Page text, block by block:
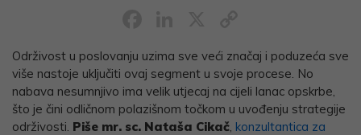
Link
Održivost u poslovanju uzima sve veći značaj i poduzeća sve
više nastoje uključiti ovaj segment u svoje procese. No
nabava nesumnjivo ima velik utjecaj na cijeli lanac opskrbe,
što je čini odličnom polazišnom točkom u uvođenju strategije
održivosti. Piše mr. sc. Nataša Cikač konzultantica za